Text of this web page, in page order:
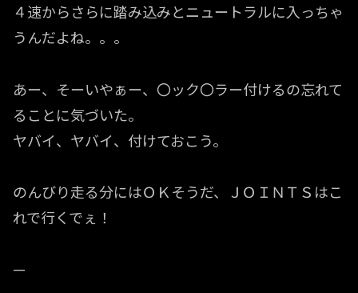
４速からさらに踏み込みとニュートラルに入っちゃ
うんだよね。。。
あー、そーいやぁー、〇ック〇ラー付けるの忘れて
ることに気づいた。
ヤバイ、ヤバイ、付けておこう。
のんびり走る分にはＯＫそうだ、ＪＯＩＮＴＳはこ
れで行くでぇ！
—